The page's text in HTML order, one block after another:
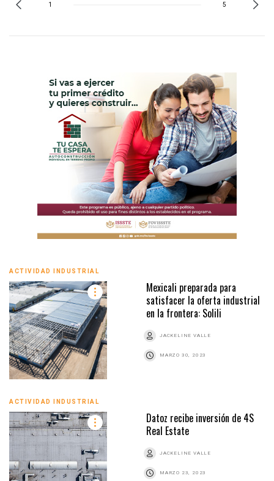
1 5
ACTIVIDAD INDUSTRIAL
Mexicali preparada para
satisfacer la oferta industrial
en la frontera: Solili
JACKELINE VALLE
MARZO 30, 2023
ACTIVIDAD INDUSTRIAL
Datoz recibe inversión de 4S
Real Estate
JACKELINE VALLE
MARZO 23, 2023